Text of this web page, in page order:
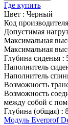
Где купить
Цвет : Черный
Код производителя
Допустимая
Максимальная
Максимальная
Глубина сиденья :
Наполнитель
Наполнитель
Возможность
Возможность
между собой с
Глубина (общая) :
Модуль Everprof